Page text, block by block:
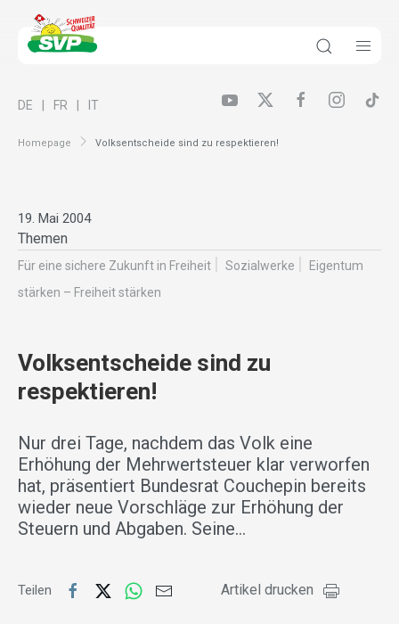
Homepage Volksentscheide sind zu respektieren!
DE FR IT
19. Mai 2004
Themen
Für eine sichere Zukunft in Freiheit Sozialwerke
Eigentum
stärken – Freiheit stärken
Volksentscheide sind zu
respektieren!
Nur drei Tage, nachdem das Volk eine
Erhöhung der Mehrwertsteuer klar verworfen
hat, präsentiert Bundesrat Couchepin bereits
wieder neue Vorschläge zur Erhöhung der
Steuern und Abgaben. Seine…
Teilen Artikel drucken